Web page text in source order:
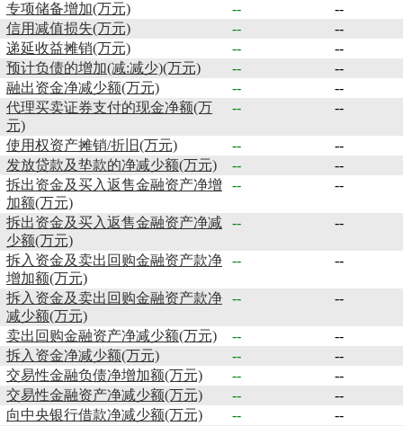
专项储备增加(万元)
--
--
信用减值损失(万元)
--
--
递延收益摊销(万元)
--
--
预计负债的增加(减:减少)(万元)
--
--
融出资金净减少额(万元)
--
--
代理买卖证券支付的现金净额(万
元)
-- --
使用权资产摊销/折旧(万元) --
--
发放贷款及垫款的净减少额(万元)
--
--
拆出资金及买入返售金融资产净增
加额(万元)
-- --
拆出资金及买入返售金融资产净减
少额(万元)
-- --
拆入资金及卖出回购金融资产款净
增加额(万元)
-- --
拆入资金及卖出回购金融资产款净
减少额(万元)
-- --
卖出回购金融资产净减少额(万元) --
--
拆入资金净减少额(万元)
--
--
交易性金融负债净增加额(万元)
--
--
交易性金融资产净减少额(万元)
--
--
向中央银行借款净减少额(万元)
--
--